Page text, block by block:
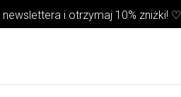
newsletterai otrzymaj 10% zniżki! ♡